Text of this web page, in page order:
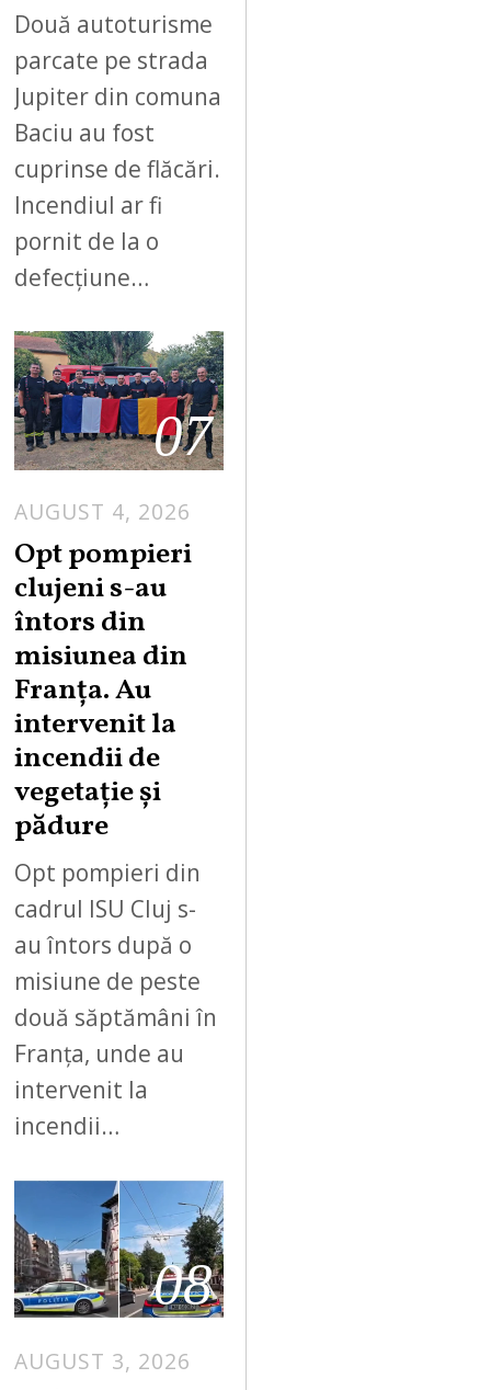
Două autoturisme
parcate pe strada
Jupiter din comuna
Baciu au fost
cuprinse de flăcări.
Incendiul ar fi
pornit de la o
defecțiune…
07
AUGUST 4, 2026
Opt pompieri
clujeni s-au
întors din
misiunea din
Franța. Au
intervenit la
incendii de
vegetație și
pădure
Opt pompieri din
cadrul ISU Cluj s-
au întors după o
misiune de peste
două săptămâni în
Franța, unde au
intervenit la
incendii…
08
AUGUST 3, 2026